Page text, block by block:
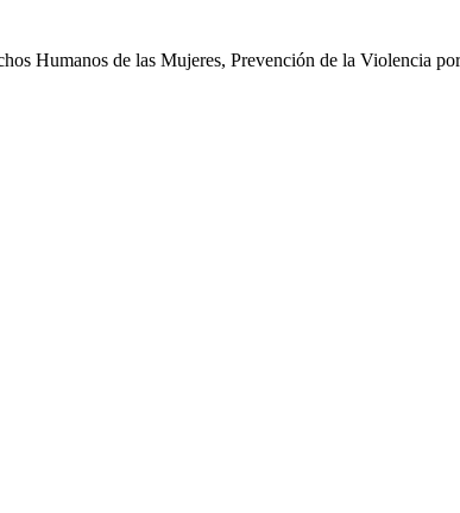
Humanos de las Mujeres, Prevención de la Violencia